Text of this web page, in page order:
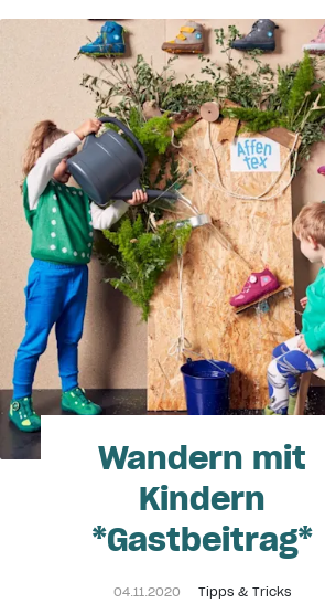
Wandern mit
Kindern
*Gastbeitrag*
04.11.2020 Tipps & Tricks